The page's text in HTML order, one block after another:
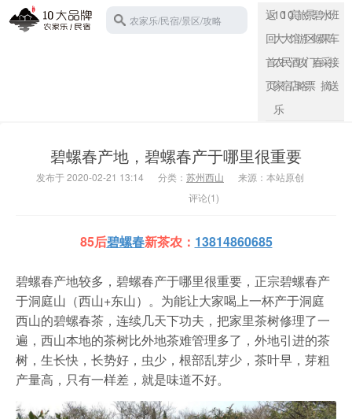
农家乐
农家乐/民宿/景区/攻略
返
回
首
页
10
大
农
家
乐
10
大
民
宿
宾
馆
酒
店
旅
游
攻
略
景
区
门
票
碧
螺
春
水
果
采
摘
班
车
接
送
碧螺春产地，碧螺春产于哪里很重要
发布于 2020-02-21 13:14 分类： 苏州西山
来源：本站原创
评论(1)
85后碧螺春新茶农： 13814860685
碧螺春产地较多，碧螺春产于哪里很重要，正宗碧螺春产
于洞庭山（西山+东山）。为能让大家喝上一杯产于洞庭
西山的碧螺春茶，连续几天下功夫，把家里茶树修理了一
遍，西山本地的茶树比外地茶难管理多了，外地引进的茶
树，生长快，长势好，虫少，根部乱芽少，茶叶早，芽粗
产量高，只有一样差，就是味道不好。